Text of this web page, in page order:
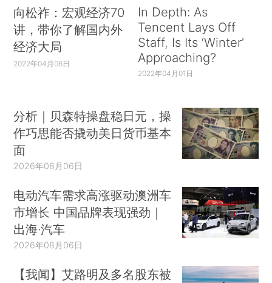
向松祚：宏观经济70
讲，带你了解国内外
经济大局
2022年04月06日
In Depth: As
Tencent Lays Off
Staff, Is Its ‘Winter’
Approaching?
2022年04月01日
分析｜贝森特操盘稳日元，操
作巧思能否撬动美日货币基本
面
2026年08月06日
电动汽车需求高涨驱动澳洲车
市增长 中国品牌表现强劲｜
出海·汽车
2026年08月06日
【我闻】艾路明及多名股东被